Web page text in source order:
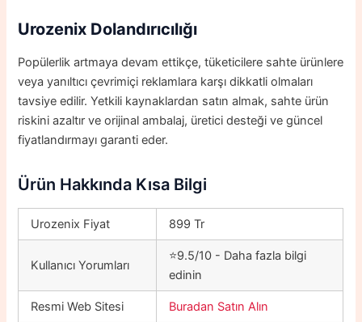
Urozenix Dolandırıcılığı
Popülerlik artmaya devam ettikçe, tüketicilere sahte ürünlere
veya yanıltıcı çevrimiçi reklamlara karşı dikkatli olmaları
tavsiye edilir. Yetkili kaynaklardan satın almak, sahte ürün
riskini azaltır ve orijinal ambalaj, üretici desteği ve güncel
fiyatlandırmayı garanti eder.
Ürün Hakkında Kısa Bilgi
Urozenix Fiyat 899 Tr
Kullanıcı Yorumları
⭐9.5/10 - Daha fazla bilgi
edinin
Resmi Web Sitesi Buradan Satın Alın